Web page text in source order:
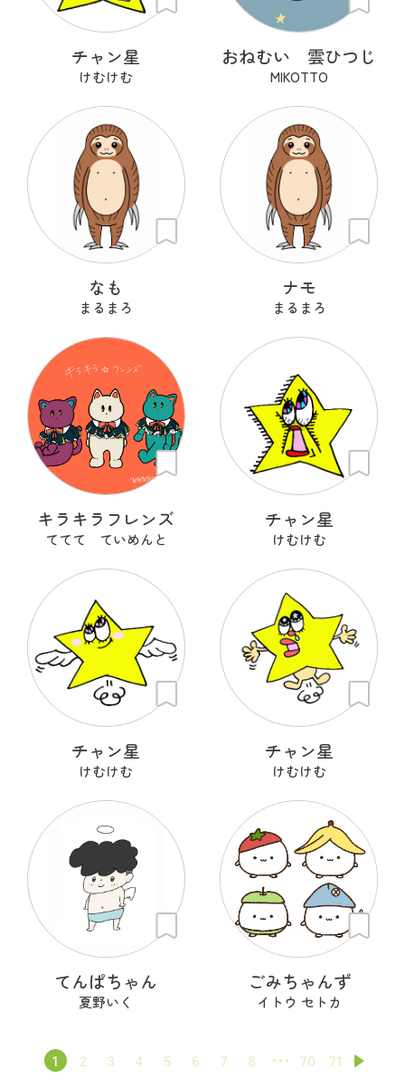
チャン星
けむけむ
おねむい 雲ひつじ
MIKOTTO
なも
まるまろ
ナモ
まるまろ
キラキラフレンズ
ててて ていめんと
チャン星
けむけむ
チャン星
けむけむ
チャン星
けむけむ
てんぱちゃん
夏野いく
ごみちゃんず
イトウ セトカ
1 2 3 4 5 6 7 8 70 71